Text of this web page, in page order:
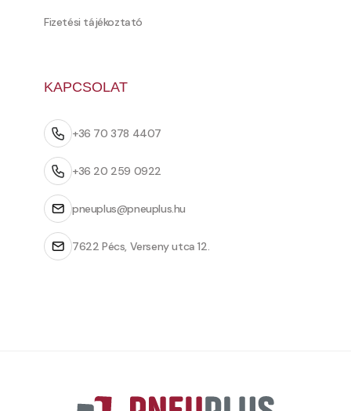
Fizetési tájékoztató
KAPCSOLAT
+36 70 378 4407
+36 20 259 0922
pneuplus@pneuplus.hu
7622 Pécs, Verseny utca 12.